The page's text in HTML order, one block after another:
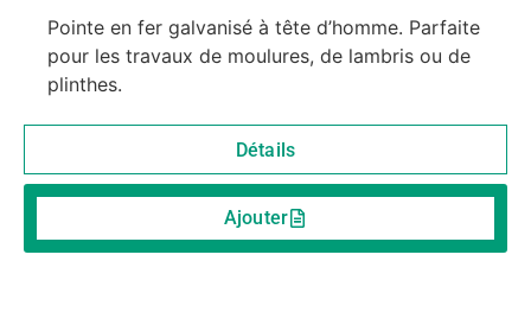
Pointe en fer galvanisé à tête d’homme. Parfaite
pour les travaux de moulures, de lambris ou de
plinthes.
Détails
Ajouter